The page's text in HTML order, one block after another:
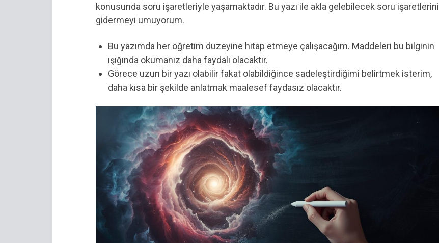
konusunda soru işaretleriyle yaşamaktadır. Bu yazı ile akla gelebilecek soru işaretlerini
gidermeyi umuyorum.
Bu yazımda her öğretim düzeyine hitap etmeye çalışacağım. Maddeleri bu bilginin
ışığında okumanız daha faydalı olacaktır.
Görece uzun bir yazı olabilir fakat olabildiğince sadeleştirdiğimi belirtmek isterim,
daha kısa bir şekilde anlatmak maalesef faydasız olacaktır.